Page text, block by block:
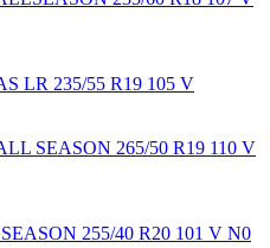
LR 235/55 R19 105 V
SEASON 265/50 R19 110 V
255/40 R20 101 V N0